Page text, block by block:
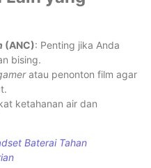
(ANC): Penting jika Anda
bising.
atau penonton film agar
ketahanan air dan
Baterai Tahan